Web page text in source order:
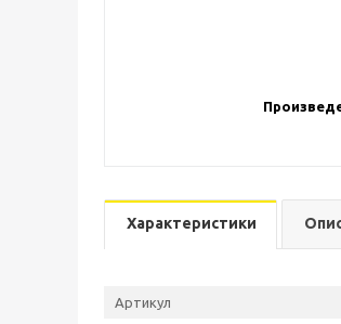
Характеристики
Артикул